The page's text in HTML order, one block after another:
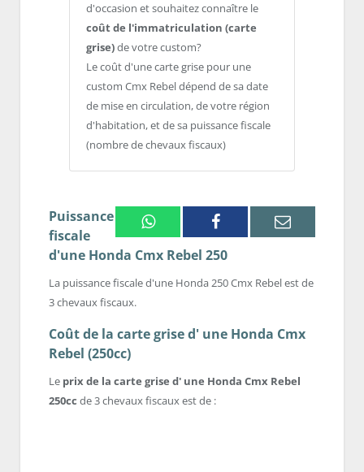
d'occasion et souhaitez connaître le
coût de l'immatriculation (carte
grise)de votre custom?
Le coût d'une carte grise pour une
custom Cmx Rebel dépend de sa date
de mise en circulation, de votre région
d'habitation, et de sa puissance fiscale
(nombre de chevaux fiscaux)
WhatsappFacebook Email
Puissance
fiscale
d'une Honda Cmx Rebel 250
La puissance fiscale d'une Honda 250 Cmx Rebel est de
3 chevaux fiscaux.
Coût de la carte grise d' une Honda Cmx
Rebel (250cc)
Le prix de la carte grise d' une Honda Cmx Rebel
250cc de 3 chevaux fiscaux est de :